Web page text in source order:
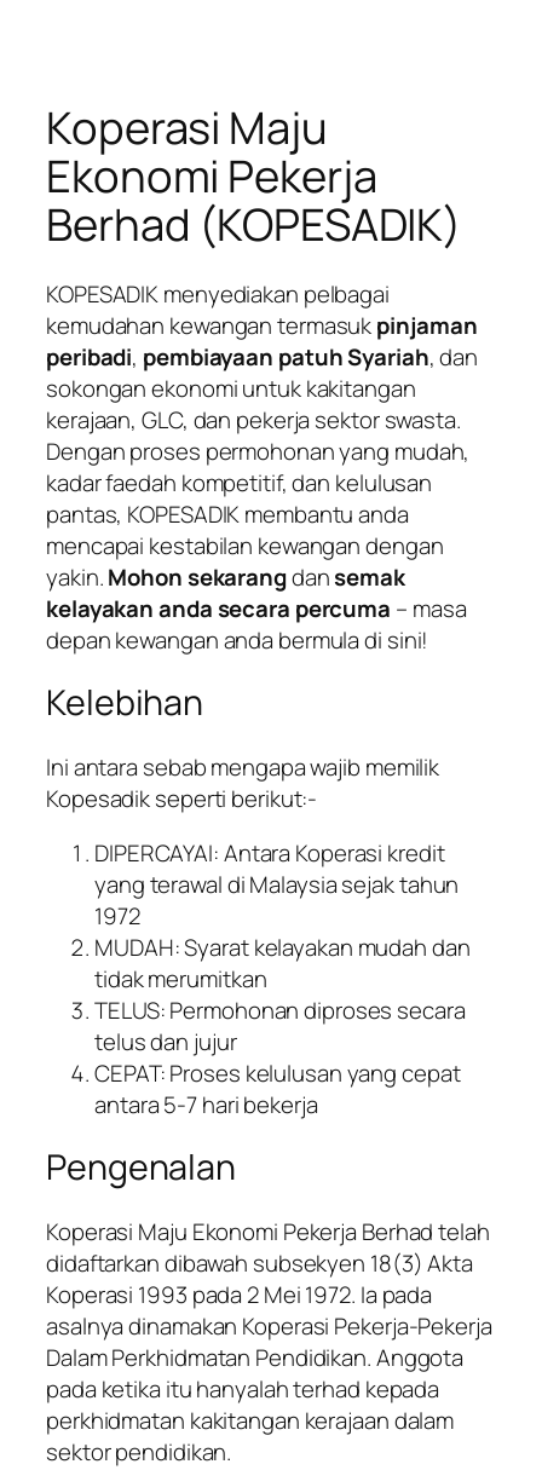
Koperasi Maju
Ekonomi Pekerja
Berhad (KOPESADIK)
KOPESADIK menyediakan pelbagai
kemudahan kewangan termasukpinjaman
peribadi, pembiayaan patuh Syariah, dan
sokongan ekonomi untuk kakitangan
kerajaan, GLC, dan pekerja sektor swasta.
Dengan proses permohonan yang mudah,
kadar faedah kompetitif, dan kelulusan
pantas, KOPESADIK membantu anda
mencapai kestabilan kewangan dengan
yakin.Mohon sekarangdansemak
kelayakan anda secara percuma – masa
depan kewangan anda bermula di sini!
Kelebihan
Ini antara sebab mengapa wajib memilik
Kopesadik seperti berikut:-
DIPERCAYAI: Antara Koperasi kredit
yang terawal di Malaysia sejak tahun
1972
MUDAH: Syarat kelayakan mudah dan
tidak merumitkan
TELUS: Permohonan diproses secara
telus dan jujur
CEPAT: Proses kelulusan yang cepat
antara 5-7 hari bekerja
Pengenalan
Koperasi Maju Ekonomi Pekerja Berhad telah
didaftarkan dibawah subsekyen 18(3) Akta
Koperasi 1993 pada 2 Mei 1972. Ia pada
asalnya dinamakan Koperasi Pekerja-Pekerja
Dalam Perkhidmatan Pendidikan. Anggota
pada ketika itu hanyalah terhad kepada
perkhidmatan kakitangan kerajaan dalam
sektor pendidikan.